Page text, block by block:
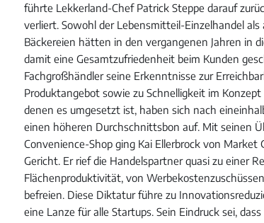
führte Lekkerland-Chef Patrick Steppe darauf
verliert. Sowohl der Lebensmitteil-Einzelhandel
Bäckereien hätten in den vergangenen Jahren in
damit eine Gesamtzufriedenheit beim Kunden
Fachgroßhändler seine Erkenntnisse zur
Produktangebot sowie zu Schnelligkeit im
denen es umgesetzt ist, haben sich nach
einen höheren Durchschnittsbon auf. Mit seinen
Convenience-Shop ging Kai Ellerbrock von
Gericht. Er rief die Handelspartner quasi zu einer
Flächenproduktivität, von
befreien. Diese Diktatur führe zu
eine Lanze für alle Startups. Sein Eindruck sei,